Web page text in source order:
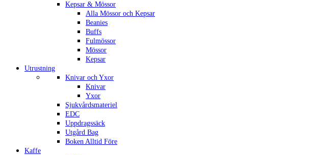
Kepsar & Mössor
Alla Mössor och Kepsar
Beanies
Buffs
Fulmössor
Mössor
Kepsar
Utrustning
Knivar och Yxor
Knivar
Yxor
Sjukvårdsmateriel
EDC
Uppdragssäck
Utgård Bag
Boken Alltid Före
Kaffe